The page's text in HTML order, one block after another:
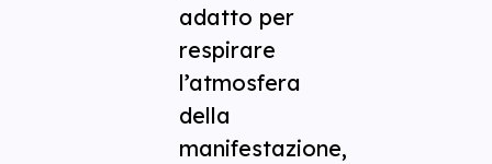
adatto per
respirare
l’atmosfera
della
manifestazione,